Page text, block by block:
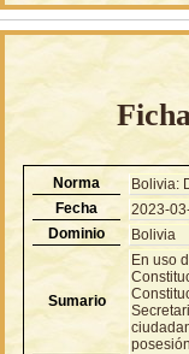
Norma
Bolivia:
Fecha
2023-
Dominio
Bolivia
Sumario
En uso